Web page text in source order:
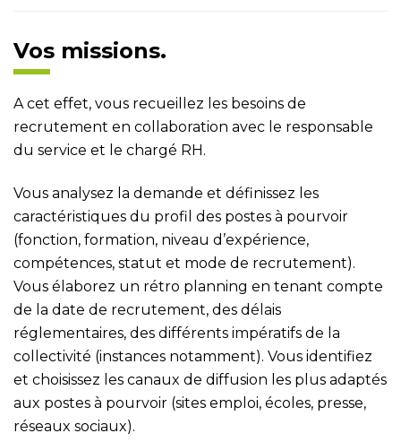
Vos missions.
A cet effet, vous recueillez les besoins de
recrutement en collaboration avec le responsable
du service et le chargé RH.
Vous analysez la demande et définissez les
caractéristiques du profil des postes à pourvoir
(fonction, formation, niveau d’expérience,
compétences, statut et mode de recrutement).
Vous élaborez un rétro planning en tenant compte
de la date de recrutement, des délais
réglementaires, des différents impératifs de la
collectivité (instances notamment). Vous identifiez
et choisissez les canaux de diffusion les plus adaptés
aux postes à pourvoir (sites emploi, écoles, presse,
réseaux sociaux).